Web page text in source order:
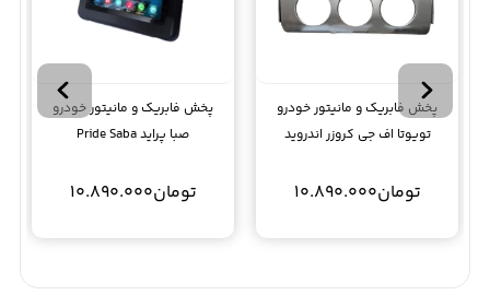
پخش فابریک و مانیتور خودرو
تویوتا اف جی کروزر اندروید
تومان10.890.000
پخش فابریک و مانیتور خودرو
صبا پراید Pride Saba
تومان10.890.000